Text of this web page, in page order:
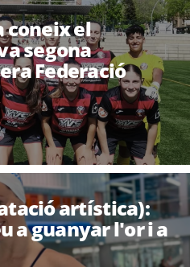
coneix el
segona
Federació
artística):
a guanyar l'or i a